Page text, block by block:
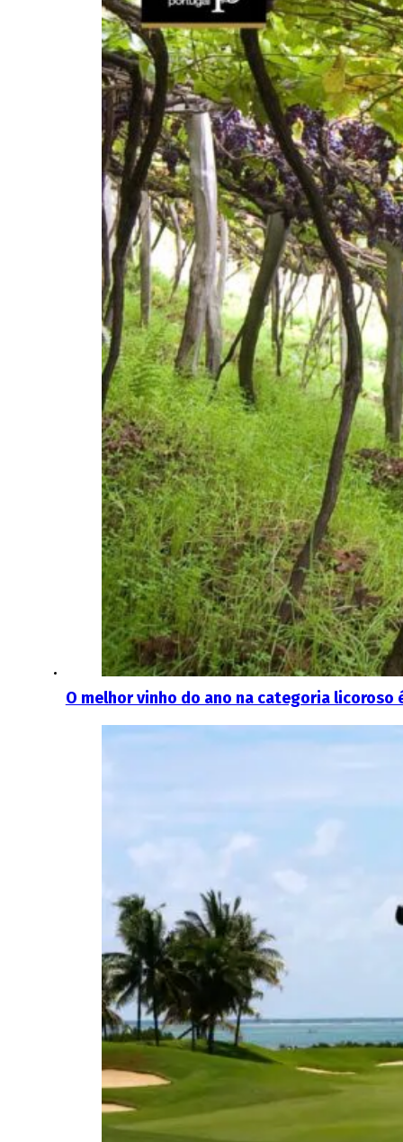
O melhor vinho do ano na categoria